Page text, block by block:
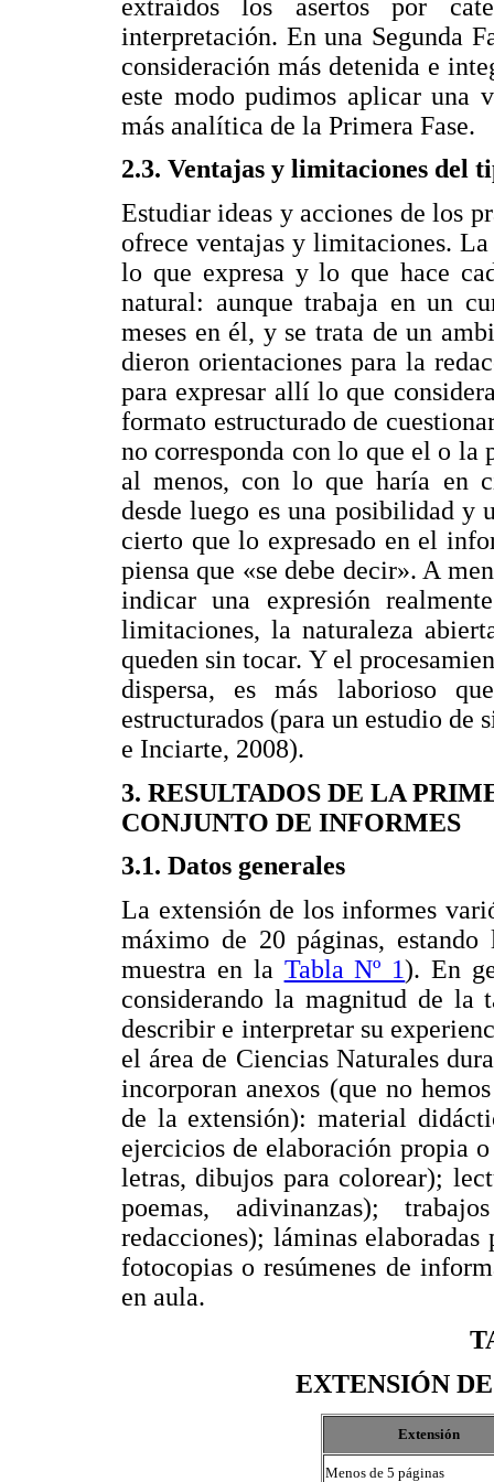
extraídos los asertos por
interpretación. En una Segunda
consideración más detenida e
este modo pudimos aplicar una
más analítica de la Primera Fase.
2.3. Ventajas y limitaciones del
Estudiar ideas y acciones de los
ofrece ventajas y limitaciones.
lo que expresa y lo que hace
natural: aunque trabaja en un
meses en él, y se trata de un
dieron orientaciones para la
para expresar allí lo que
formato estructurado de
no corresponda con lo que el o la
al menos, con lo que haría en
desde luego es una posibilidad y
cierto que lo expresado en el
piensa que «se debe decir». A
indicar una expresión
limitaciones, la naturaleza
queden sin tocar. Y el
dispersa, es más laborioso
estructurados (para un estudio de
e Inciarte, 2008).
3. RESULTADOS DE LA
CONJUNTO DE INFORMES
3.1. Datos generales
La extensión de los informes
máximo de 20 páginas,
muestra en la Tabla Nº 1). En
considerando la magnitud de la
describir e interpretar su
el área de Ciencias Naturales
incorporan anexos (que no
de la extensión): material
ejercicios de elaboración propia
letras, dibujos para colorear);
poemas, adivinanzas);
redacciones); láminas
fotocopias o resúmenes de
en aula.
EXTENSIÓN
Extensión
Menos de 5 páginas